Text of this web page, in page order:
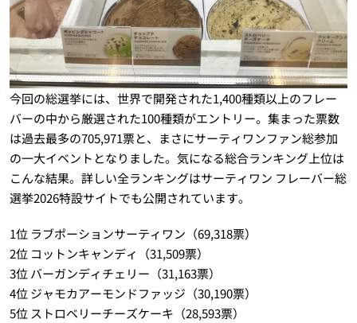
今回の総選挙には、世界で開発された1,400種類以上のフレー
バーの中から厳選された100種類がエントリー。集まった票数
は過去最多の705,971票と、まさにサーティワンファン総参加
の一大イベントとなりました。気になる総合ランキング上位は
こんな結果。詳しい全ランキングはサーティワン フレーバー総
選挙2026特設サイトでも公開されています。
1位 ラブポーションサーティワン（69,318票）
2位 コットンキャンディ（31,509票）
3位 バーガンディチェリー（31,163票）
4位 ジャモカアーモンドファッジ（30,190票）
5位 ストロベリーチーズケーキ（28,593票）